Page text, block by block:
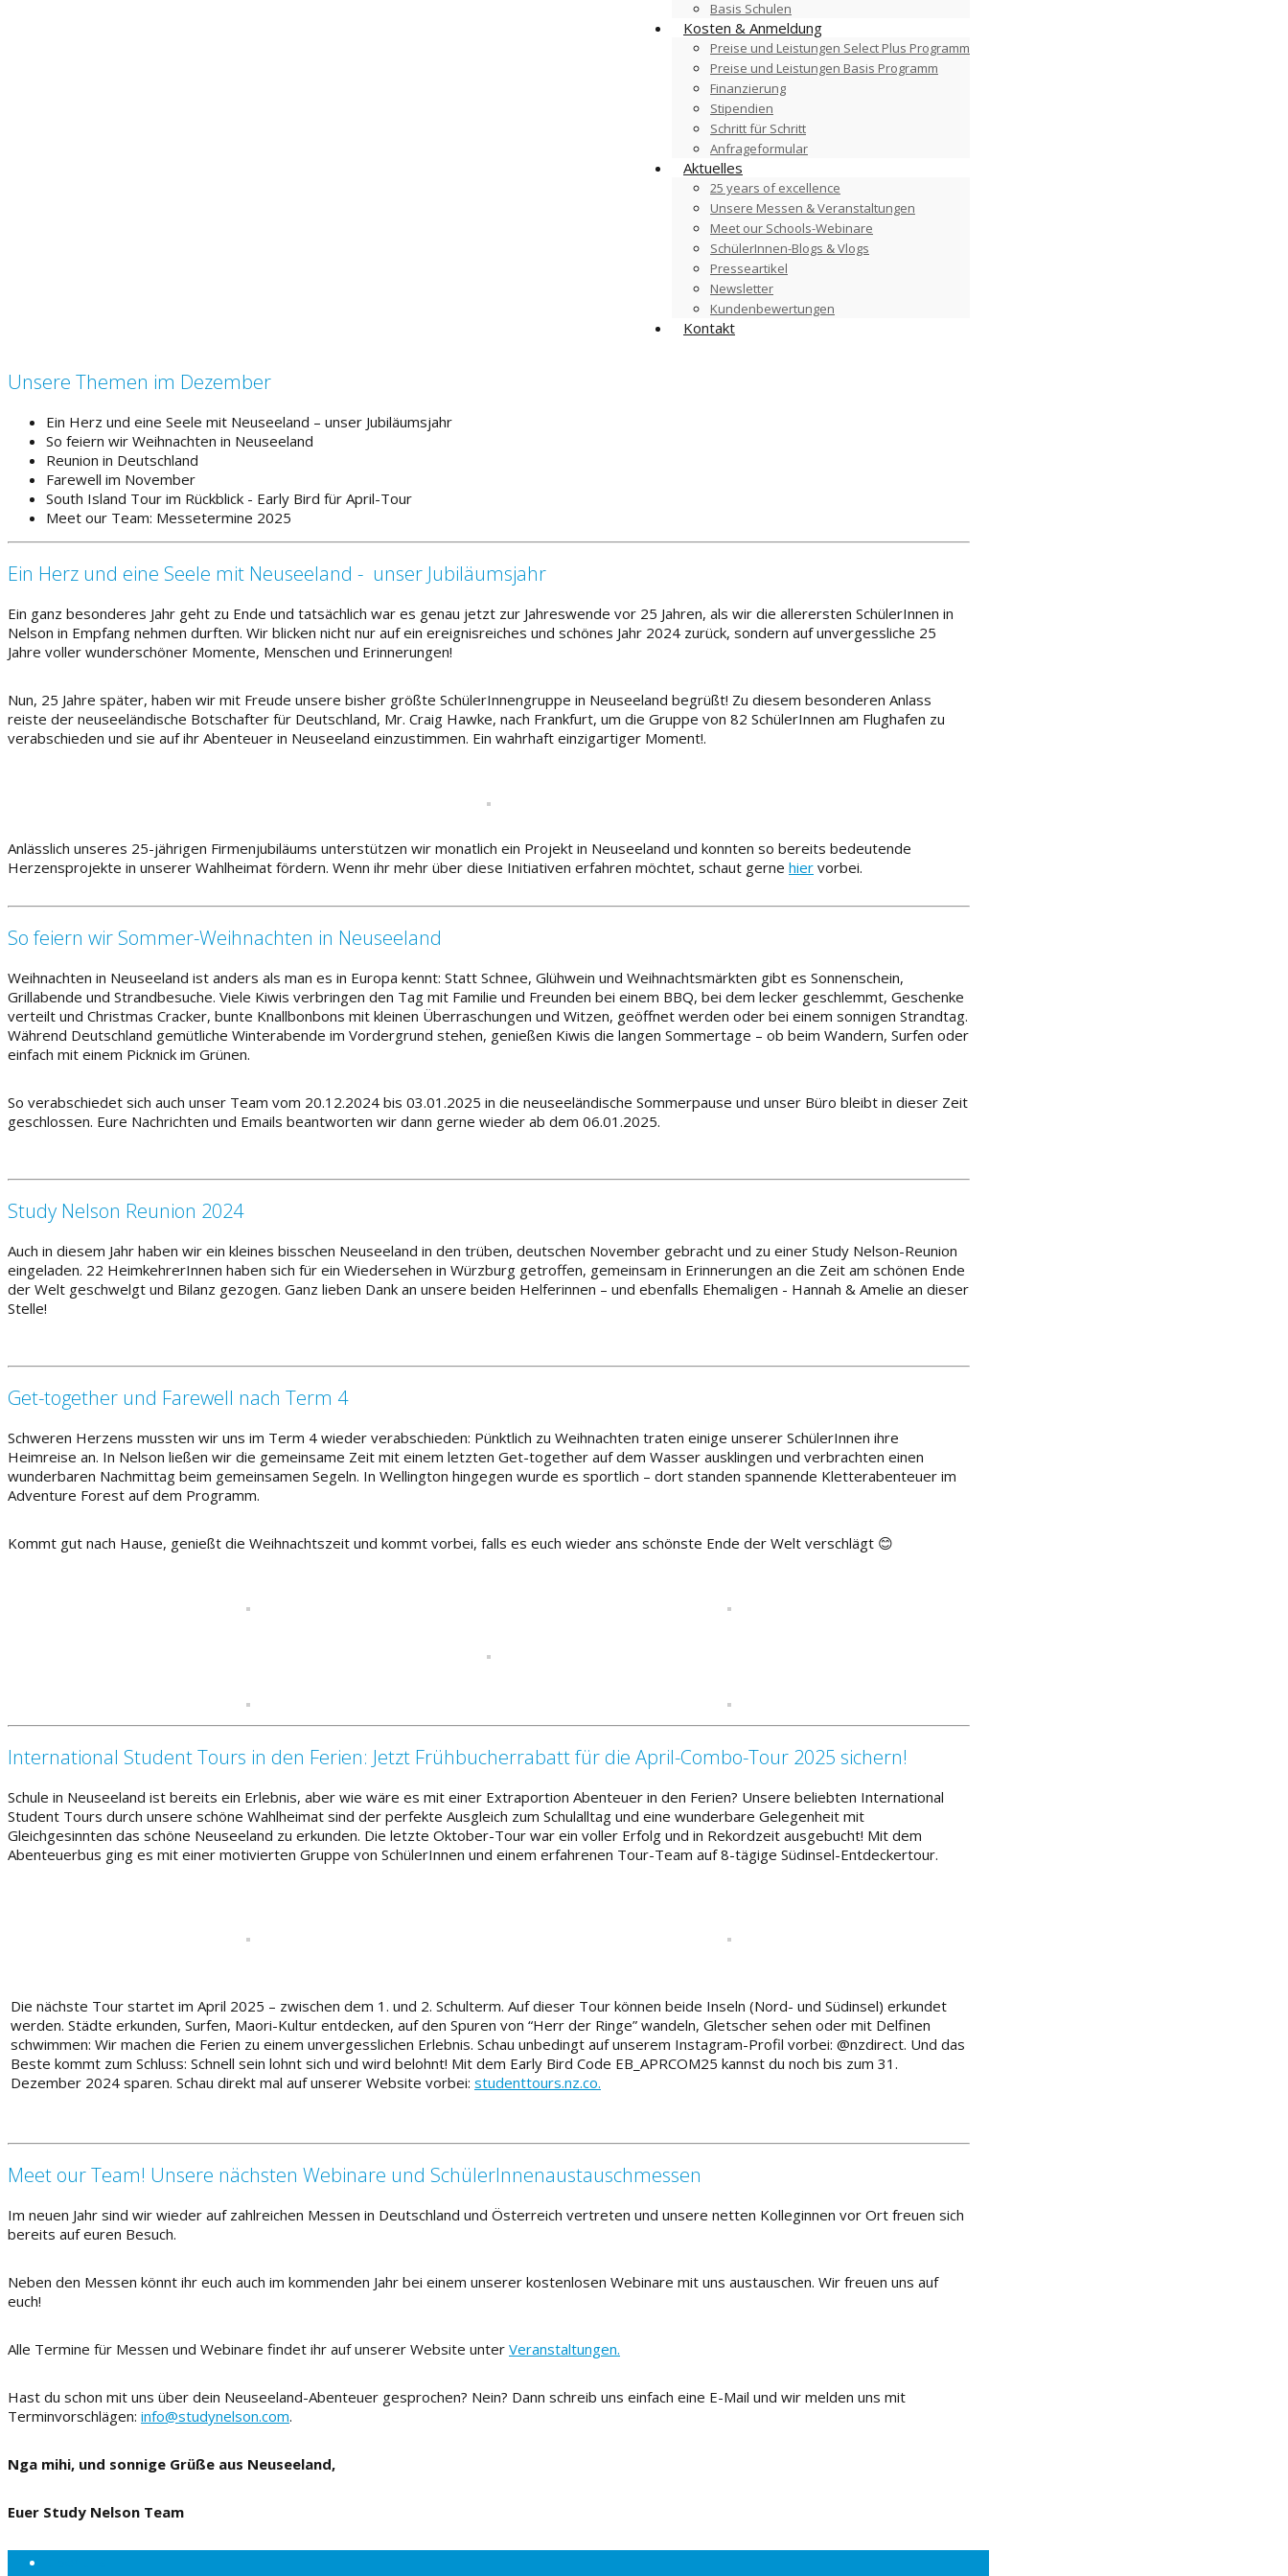
Basis Schulen
Kosten & Anmeldung
Preise und Leistungen Select Plus Programm
Preise und Leistungen Basis Programm
Finanzierung
Stipendien
Schritt für Schritt
Anfrageformular
Aktuelles
25 years of excellence
Unsere Messen & Veranstaltungen
Meet our Schools-Webinare
SchülerInnen-Blogs & Vlogs
Presseartikel
Newsletter
Kundenbewertungen
Kontakt
Unsere Themen im Dezember
Ein Herz und eine Seele mit Neuseeland – unser Jubiläumsjahr
So feiern wir Weihnachten in Neuseeland
Reunion in Deutschland
Farewell im November
South Island Tour im Rückblick - Early Bird für April-Tour
Meet our Team: Messetermine 2025
Ein Herz und eine Seele mit Neuseeland - unser Jubiläumsjahr
Ein ganz besonderes Jahr geht zu Ende und tatsächlich war es genau jetzt zur Jahreswende vor 25 Jahren, als wir die allerersten SchülerInnen in
Nelson in Empfang nehmen durften. Wir blicken nicht nur auf ein ereignisreiches und schönes Jahr 2024 zurück, sondern auf unvergessliche 25
Jahre voller wunderschöner Momente, Menschen und Erinnerungen!
Nun, 25 Jahre später, haben wir mit Freude unsere bisher größte SchülerInnengruppe in Neuseeland begrüßt! Zu diesem besonderen Anlass
reiste der neuseeländische Botschafter für Deutschland, Mr. Craig Hawke, nach Frankfurt, um die Gruppe von 82 SchülerInnen am Flughafen zu
verabschieden und sie auf ihr Abenteuer in Neuseeland einzustimmen. Ein wahrhaft einzigartiger Moment!.
Anlässlich unseres 25-jährigen Firmenjubiläums unterstützen wir monatlich ein Projekt in Neuseeland und konnten so bereits bedeutende
Herzensprojekte in unserer Wahlheimat fördern. Wenn ihr mehr über diese Initiativen erfahren möchtet, schaut gerne hier vorbei.
So feiern wir Sommer-Weihnachten in Neuseeland
Weihnachten in Neuseeland ist anders als man es in Europa kennt: Statt Schnee, Glühwein und Weihnachtsmärkten gibt es Sonnenschein,
Grillabende und Strandbesuche. Viele Kiwis verbringen den Tag mit Familie und Freunden bei einem BBQ, bei dem lecker geschlemmt, Geschenke
verteilt und Christmas Cracker, bunte Knallbonbons mit kleinen Überraschungen und Witzen, geöffnet werden oder bei einem sonnigen Strandtag.
Während Deutschland gemütliche Winterabende im Vordergrund stehen, genießen Kiwis die langen Sommertage – ob beim Wandern, Surfen oder
einfach mit einem Picknick im Grünen.
So verabschiedet sich auch unser Team vom 20.12.2024 bis 03.01.2025 in die neuseeländische Sommerpause und unser Büro bleibt in dieser Zeit
geschlossen. Eure Nachrichten und Emails beantworten wir dann gerne wieder ab dem 06.01.2025.
Study Nelson Reunion 2024
Auch in diesem Jahr haben wir ein kleines bisschen Neuseeland in den trüben, deutschen November gebracht und zu einer Study Nelson-Reunion
eingeladen. 22 HeimkehrerInnen haben sich für ein Wiedersehen in Würzburg getroffen, gemeinsam in Erinnerungen an die Zeit am schönen Ende
der Welt geschwelgt und Bilanz gezogen. Ganz lieben Dank an unsere beiden Helferinnen – und ebenfalls Ehemaligen - Hannah & Amelie an dieser
Stelle!
Get-together und Farewell nach Term 4
Schweren Herzens mussten wir uns im Term 4 wieder verabschieden: Pünktlich zu Weihnachten traten einige unserer SchülerInnen ihre
Heimreise an. In Nelson ließen wir die gemeinsame Zeit mit einem letzten Get-together auf dem Wasser ausklingen und verbrachten einen
wunderbaren Nachmittag beim gemeinsamen Segeln. In Wellington hingegen wurde es sportlich – dort standen spannende Kletterabenteuer im
Adventure Forest auf dem Programm.
Kommt gut nach Hause, genießt die Weihnachtszeit und kommt vorbei, falls es euch wieder ans schönste Ende der Welt verschlägt 😊
International Student Tours in den Ferien: Jetzt Frühbucherrabatt für die April-Combo-Tour 2025 sichern!
Schule in Neuseeland ist bereits ein Erlebnis, aber wie wäre es mit einer Extraportion Abenteuer in den Ferien? Unsere beliebten International
Student Tours durch unsere schöne Wahlheimat sind der perfekte Ausgleich zum Schulalltag und eine wunderbare Gelegenheit mit
Gleichgesinnten das schöne Neuseeland zu erkunden. Die letzte Oktober-Tour war ein voller Erfolg und in Rekordzeit ausgebucht! Mit dem
Abenteuerbus ging es mit einer motivierten Gruppe von SchülerInnen und einem erfahrenen Tour-Team auf 8-tägige Südinsel-Entdeckertour.
Die nächste Tour startet im April 2025 – zwischen dem 1. und 2. Schulterm. Auf dieser Tour können beide Inseln (Nord- und Südinsel) erkundet
werden. Städte erkunden, Surfen, Maori-Kultur entdecken, auf den Spuren von “Herr der Ringe” wandeln, Gletscher sehen oder mit Delfinen
schwimmen: Wir machen die Ferien zu einem unvergesslichen Erlebnis. Schau unbedingt auf unserem Instagram-Profil vorbei: @nzdirect. Und das
Beste kommt zum Schluss: Schnell sein lohnt sich und wird belohnt! Mit dem Early Bird Code EB_APRCOM25 kannst du noch bis zum 31.
Dezember 2024 sparen. Schau direkt mal auf unserer Website vorbei: studenttours.nz.co.
Meet our Team! Unsere nächsten Webinare und SchülerInnenaustauschmessen
Im neuen Jahr sind wir wieder auf zahlreichen Messen in Deutschland und Österreich vertreten und unsere netten Kolleginnen vor Ort freuen sich
bereits auf euren Besuch.
Neben den Messen könnt ihr euch auch im kommenden Jahr bei einem unserer kostenlosen Webinare mit uns austauschen. Wir freuen uns auf
euch!
Alle Termine für Messen und Webinare findet ihr auf unserer Website unter Veranstaltungen.
Hast du schon mit uns über dein Neuseeland-Abenteuer gesprochen? Nein? Dann schreib uns einfach eine E-Mail und wir melden uns mit
Terminvorschlägen: info@studynelson.com.
Nga mihi, und sonnige Grüße aus Neuseeland,
Euer Study Nelson Team